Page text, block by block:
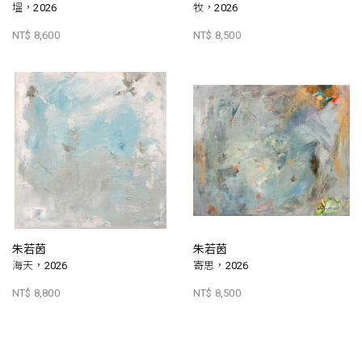
塭，2026
NT$ 8,600
牧，2026
NT$ 8,500
朱若茵
海天，2026
NT$ 8,800
朱若茵
寄思，2026
NT$ 8,500